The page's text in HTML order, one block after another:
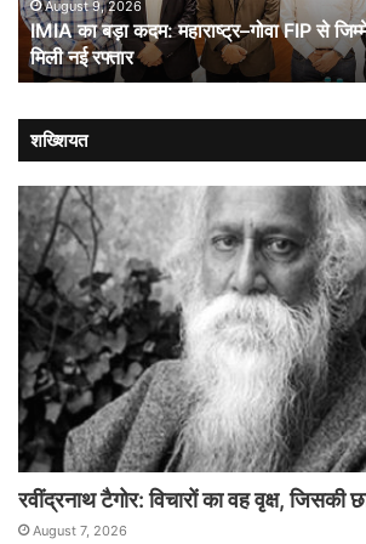
से
जिम्मेदार
मत्स्य
पालन
मिली
नई
रफ्तार
August 9, 2026
IMIA का बड़ा कदम: महाराष्ट्र–गोवा FIP से
मिली नई रफ्तार
शख्शियत
रवींद्रनाथ टैगोर: विचारों का वह वृक्ष,
August 7, 2026